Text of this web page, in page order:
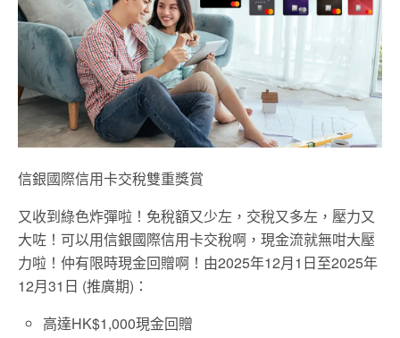
信銀國際信用卡交稅雙重獎賞
又收到綠色炸彈啦！免稅額又少左，交稅又多左，壓力又
大咗！可以用信銀國際信用卡交稅啊，現金流就無咁大壓
力啦！仲有限時現金回贈啊！ 由2025年12月1 日至2025年
12月31 日 (推廣期)：
高達HK$1,000現金回贈